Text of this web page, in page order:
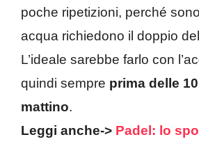
poche ripetizioni, perché
acqua richiedono il doppio
L’ideale sarebbe farlo con
quindi sempre prima delle
mattino.
Leggi anche-> Padel: lo